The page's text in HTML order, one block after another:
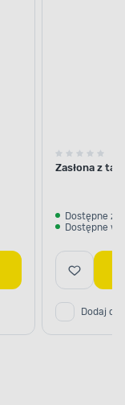
Zasłona z
Dostępne z
Dostępne w
Dodaj do